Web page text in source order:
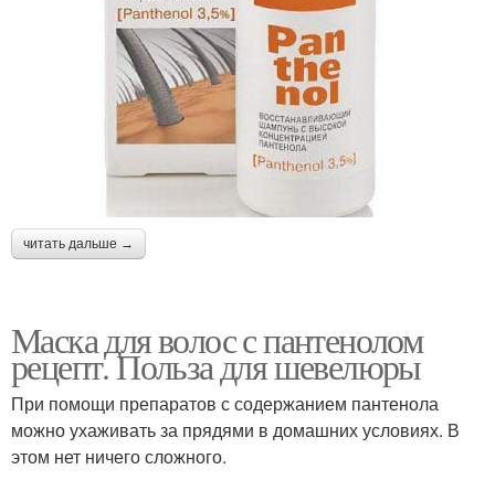
читать дальше →
Маска для волос с пантенолом
рецепт. Польза для шевелюры
При помощи препаратов с содержанием пантенола
можно ухаживать за прядями в домашних условиях. В
этом нет ничего сложного.